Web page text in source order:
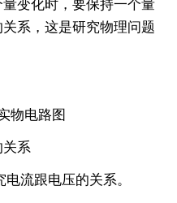
变化时，要保持一个量
系，这是研究物理问题
物电路图
关系
流跟电压的关系。